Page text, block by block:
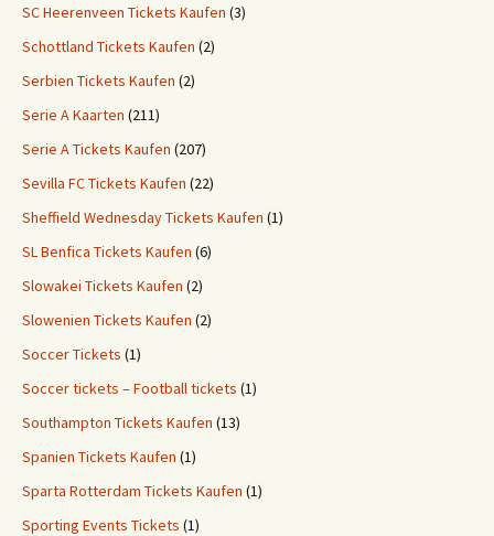
SC Heerenveen Tickets Kaufen (3)
Schottland Tickets Kaufen (2)
Serbien Tickets Kaufen (2)
Serie A Kaarten (211)
Serie A Tickets Kaufen (207)
Sevilla FC Tickets Kaufen (22)
Sheffield Wednesday Tickets Kaufen (1)
SL Benfica Tickets Kaufen (6)
Slowakei Tickets Kaufen (2)
Slowenien Tickets Kaufen (2)
Soccer Tickets (1)
Soccer tickets – Football tickets (1)
Southampton Tickets Kaufen (13)
Spanien Tickets Kaufen (1)
Sparta Rotterdam Tickets Kaufen (1)
Sporting Events Tickets (1)